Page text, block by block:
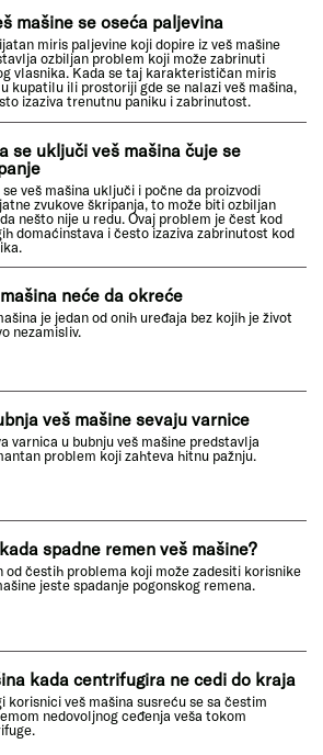
mašine se oseća paljevina
miris paljevine koji dopire iz veš mašine
ozbiljan problem koji može zabrinuti
vlasnika. Kada se taj karakterističan miris
kupatilu ili prostoriji gde se nalazi veš mašina,
izaziva trenutnu paniku i zabrinutost.
se uključi veš mašina čuje se
se veš mašina uključi i počne da proizvodi
zvukove škripanja, to može biti ozbiljan
nešto nije u redu. Ovaj problem je čest kod
domaćinstava i često izaziva zabrinutost kod
neće da okreće
je jedan od onih uređaja bez kojih je život
nezamisliv.
veš mašine sevaju varnice
varnica u bubnju veš mašine predstavlja
problem koji zahteva hitnu pažnju.
spadne remen veš mašine?
od čestih problema koji može zadesiti korisnike
jeste spadanje pogonskog remena.
kada centrifugira ne cedi do kraja
korisnici veš mašina susreću se sa čestim
nedovoljnog ceđenja veša tokom